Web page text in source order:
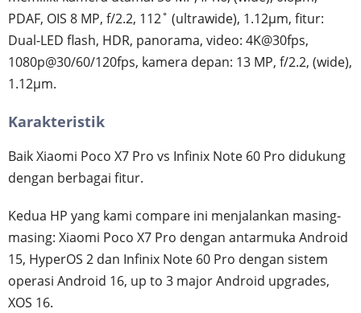
PDAF, OIS 8 MP, f/2.2, 112˚ (ultrawide), 1.12µm, fitur:
Dual-LED flash, HDR, panorama, video: 4K@30fps,
1080p@30/60/120fps, kamera depan: 13 MP, f/2.2, (wide),
1.12µm.
Karakteristik
Baik Xiaomi Poco X7 Pro vs Infinix Note 60 Pro didukung
dengan berbagai fitur.
Kedua HP yang kami compare ini menjalankan masing-
masing: Xiaomi Poco X7 Pro dengan antarmuka Android
15, HyperOS 2 dan Infinix Note 60 Pro dengan sistem
operasi Android 16, up to 3 major Android upgrades,
XOS 16.